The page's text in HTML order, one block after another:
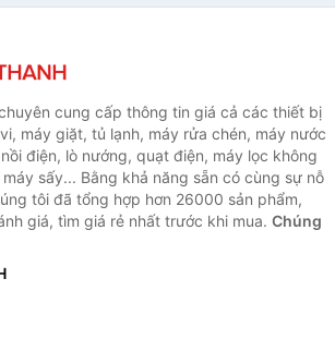
cung cấp thông tin giá cả các thiết bị
máy giặt, tủ lạnh, máy rửa chén, máy nước
điện, lò nướng, quạt điện, máy lọc không
sấy... Bằng khả năng sẵn có cùng sự nỗ
tôi đã tổng hợp hơn 26000 sản phẩm,
giá, tìm giá rẻ nhất trước khi mua. Chúng